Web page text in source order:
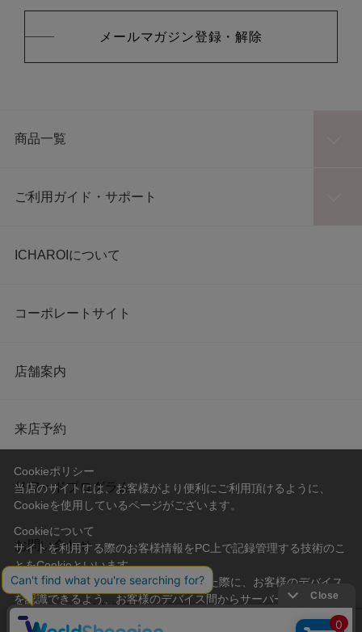
メールマガジン登録・解除
商品一覧
ご利用ガイド・サポート
ICHAROIについて
コーポレートサイト
店舗案内
来店予約
リワードプログラム
お問い合わせ
会社概要 プライバシーポリシー
Cookieポリシー
当店のサイトには、お客様がより便利にご利用頂けるように、
Cookieを使用しているページがございます。
Cookieについて
サイトを利用する際のお客様情報をPC上で記録管理する技術のこ
とをCookieといいます。
Cookieはお客様がサイトを再訪問された際に、お客様のデバイス
を認識できるよう、お客様のデバイス間からサーバーへ送り返さ
れます。